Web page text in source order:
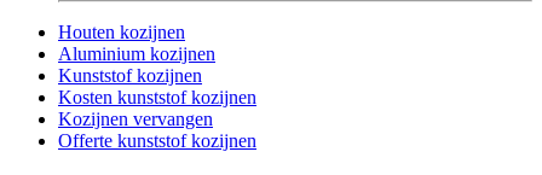
Houten kozijnen
Aluminium kozijnen
Kunststof kozijnen
Kosten kunststof kozijnen
Kozijnen vervangen
Offerte kunststof kozijnen